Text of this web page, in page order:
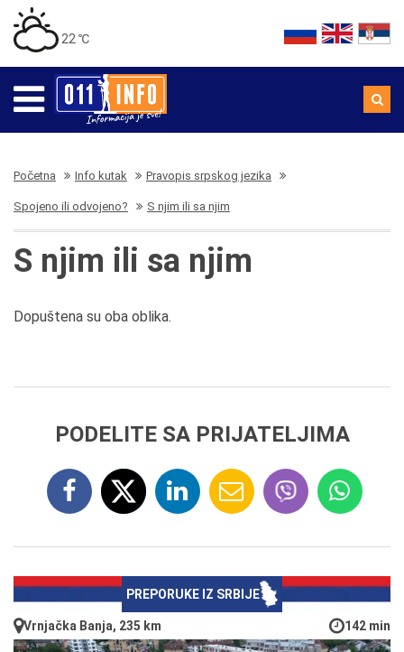
22 ℃
Početna Info kutak Pravopis srpskog jezika
Spojeno ili odvojeno? S njim ili sa njim
S njim ili sa njim
Dopuštena su oba oblika.
PODELITE SA PRIJATELJIMA
PREPORUKE IZ SRBIJE
Vrnjačka Banja, 235 km 142 min